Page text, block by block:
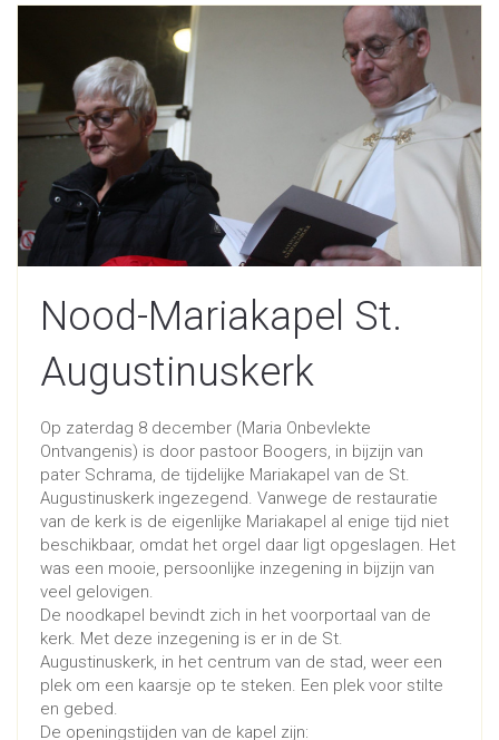
Nood-Mariakapel St.
Augustinuskerk
Op zaterdag 8 december (Maria Onbevlekte
Ontvangenis) is door pastoor Boogers, in bijzijn van
pater Schrama, de tijdelijke Mariakapel van de St.
Augustinuskerk ingezegend. Vanwege de restauratie
van de kerk is de eigenlijke Mariakapel al enige tijd niet
beschikbaar, omdat het orgel daar ligt opgeslagen. Het
was een mooie, persoonlijke inzegening in bijzijn van
veel gelovigen.
De noodkapel bevindt zich in het voorportaal van de
kerk. Met deze inzegening is er in de St.
Augustinuskerk, in het centrum van de stad, weer een
plek om een kaarsje op te steken. Een plek voor stilte
en gebed.
De openingstijden van de kapel zijn: